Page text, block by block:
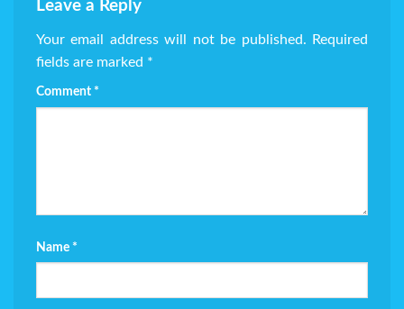
Leave a Reply
Your email address will not be published.
Required
fields are marked *
Comment *
Name *